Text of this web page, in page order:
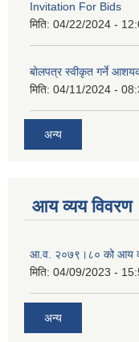
Invitation For Bids
मिति: 04/22/2024 -
बोलपत्र स्वीकृत गर्ने
मिति: 04/11/2024 -
अन्य
आय व्यय विवरण
आ.व. २०७९।८० को आय
मिति: 04/09/2023 -
अन्य